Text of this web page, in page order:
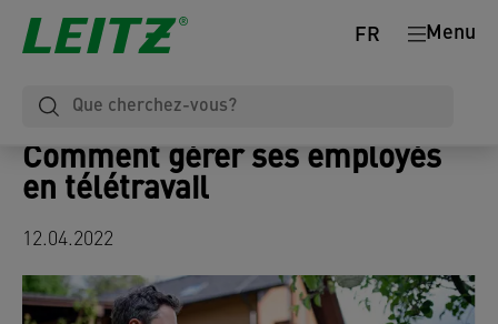
Menu
FR
Comment gérer ses employés
en télétravail
12.04.2022